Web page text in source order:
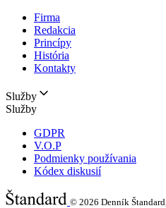
Firma
Redakcia
Princípy
História
Kontakty
Služby
Služby
GDPR
V.O.P
Podmienky používania
Kódex diskusií
© 2026 Denník